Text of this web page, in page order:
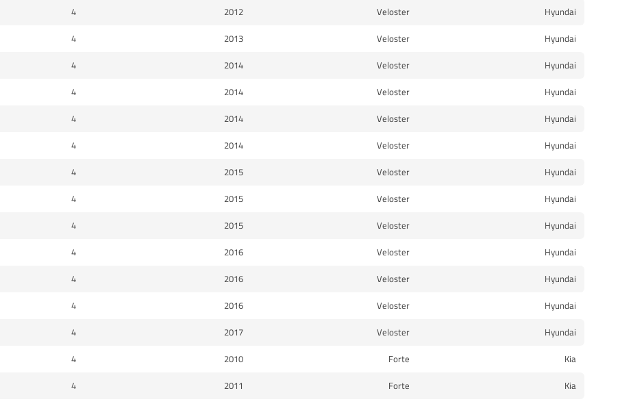
Hyundai
Veloster
2012
4
Hyundai
Veloster
2013
4
Hyundai
Veloster
2014
4
Hyundai
Veloster
2014
4
Hyundai
Veloster
2014
4
Hyundai
Veloster
2014
4
Hyundai
Veloster
2015
4
Hyundai
Veloster
2015
4
Hyundai
Veloster
2015
4
Hyundai
Veloster
2016
4
Hyundai
Veloster
2016
4
Hyundai
Veloster
2016
4
Hyundai
Veloster
2017
4
Kia
Forte
2010
4
Kia
Forte
2011
4